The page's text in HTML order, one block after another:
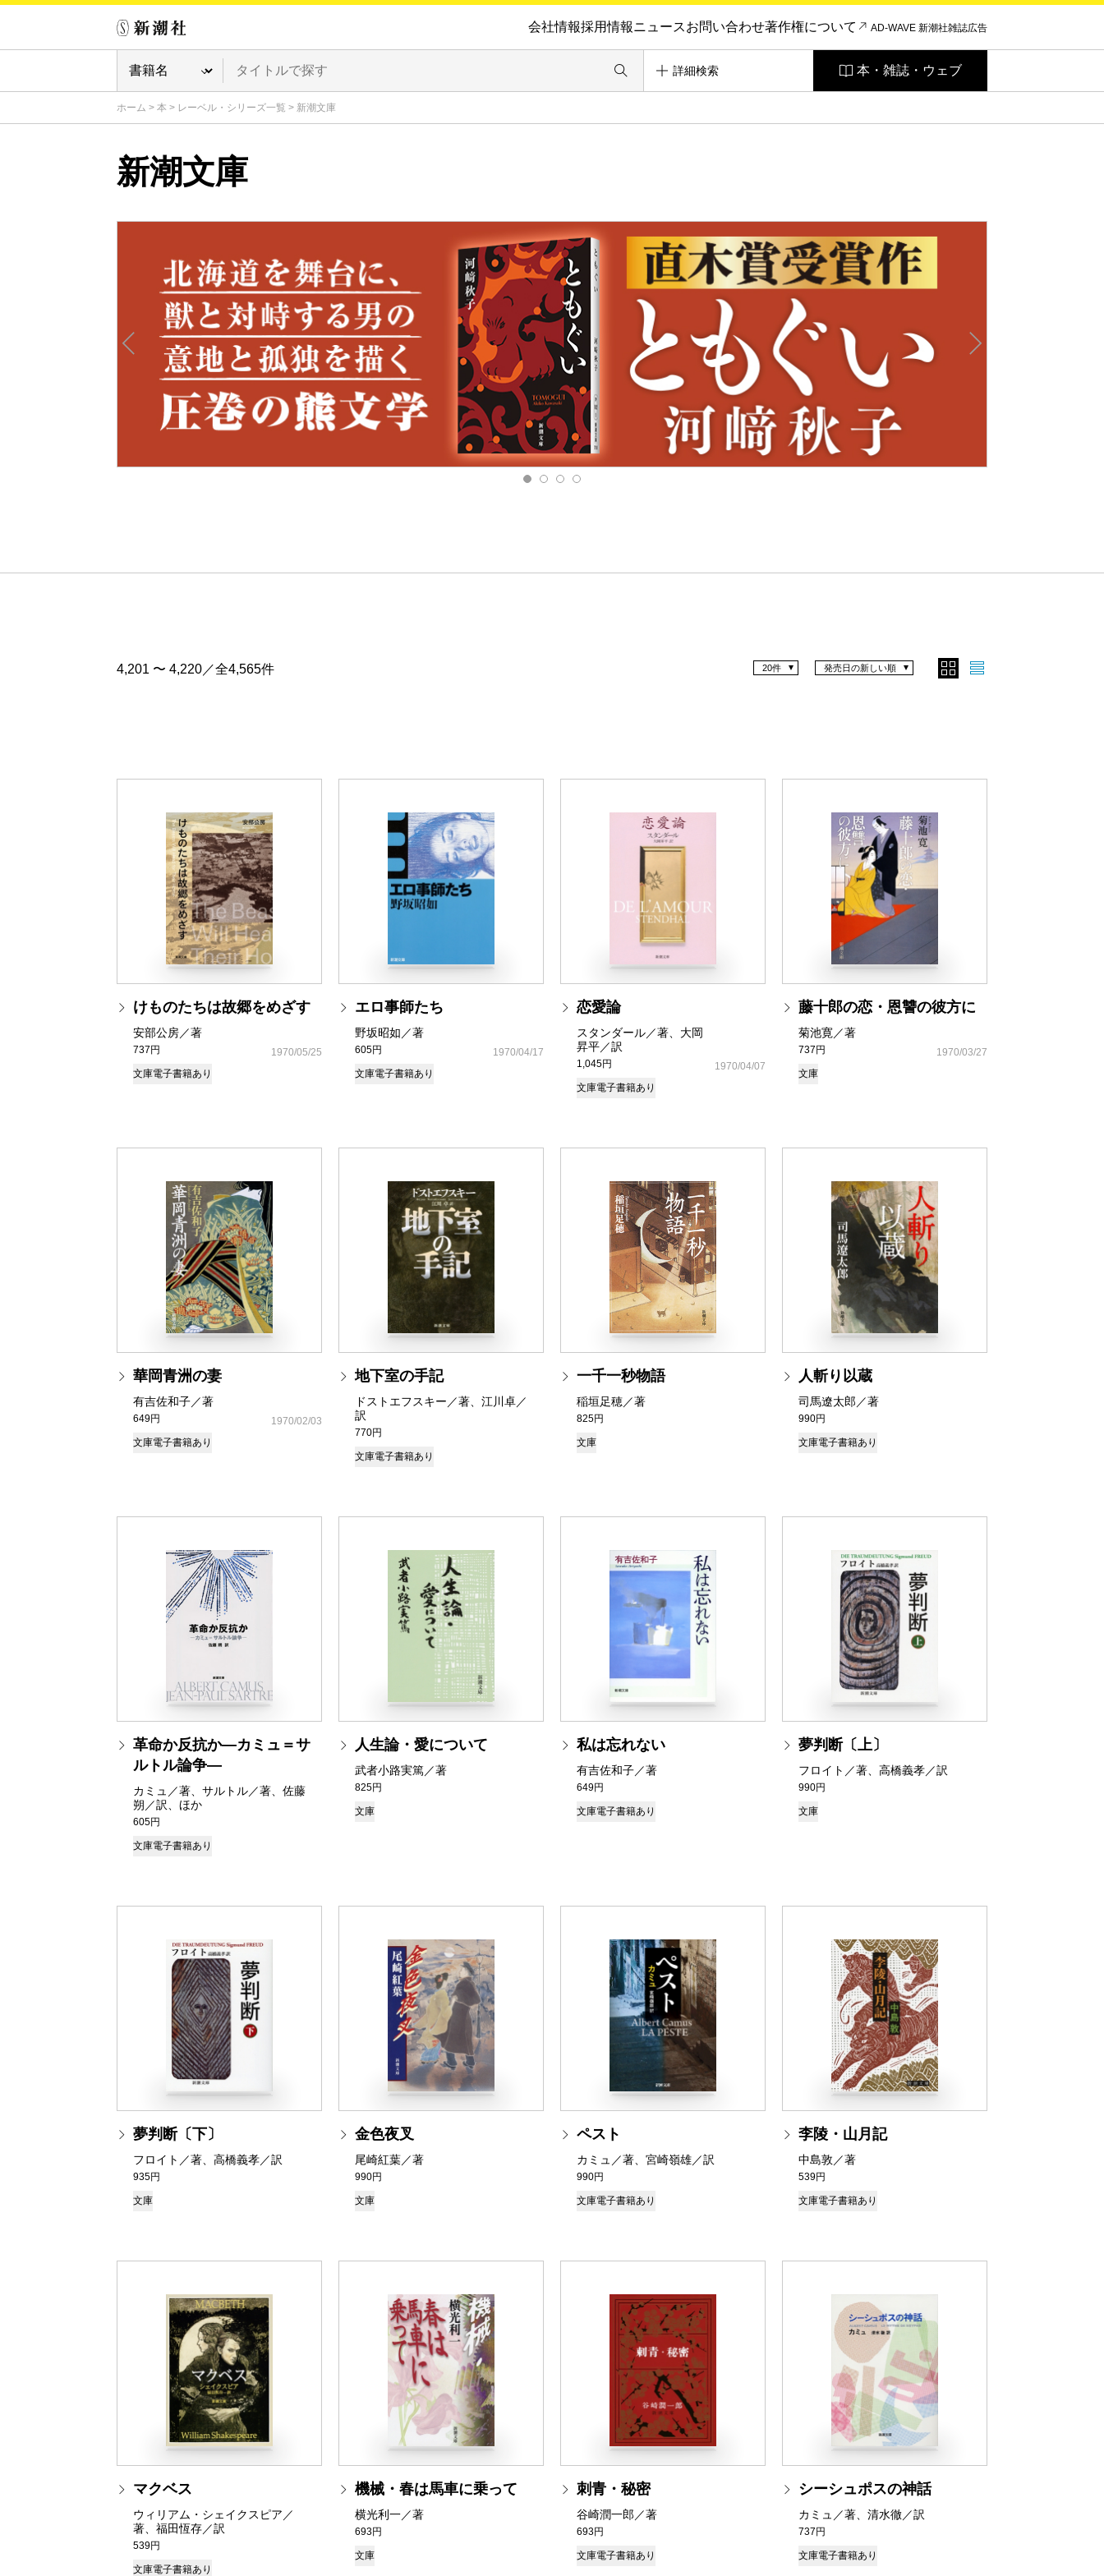
会社情報採用情報ニュースお問い合わせ著作権について AD-WAVE 新潮社雑誌広告
詳細検索 本・雑誌・ウェブ
ホーム > 本 > レーベル・シリーズ一覧 > 新潮文庫
新潮文庫
4,201 〜 4,220／全4,565件 発売日の新しい順
20件
けものたちは故郷をめざす
安部公房／著
737円
1970/05/25
文庫電子書籍あり
エロ事師たち
野坂昭如／著
605円
1970/04/17
文庫電子書籍あり
恋愛論
スタンダール／著、大岡
昇平／訳
1,045円
1970/04/07
文庫電子書籍あり
藤十郎の恋・恩讐の彼方に
菊池寛／著
737円
1970/03/27
文庫
華岡青洲の妻
有吉佐和子／著
649円
1970/02/03
文庫電子書籍あり
地下室の手記
ドストエフスキー／著、江川卓／
訳
770円
文庫電子書籍あり
一千一秒物語
稲垣足穂／著
825円
文庫
人斬り以蔵
司馬遼太郎／著
990円
文庫電子書籍あり
革命か反抗か―カミュ＝サ
ルトル論争―
カミュ／著、サルトル／著、佐藤
朔／訳、ほか
605円
文庫電子書籍あり
人生論・愛について
武者小路実篤／著
825円
文庫
私は忘れない
有吉佐和子／著
649円
文庫電子書籍あり
夢判断〔上〕
フロイト／著、高橋義孝／訳
990円
文庫
夢判断〔下〕
フロイト／著、高橋義孝／訳
935円
文庫
金色夜叉
尾崎紅葉／著
990円
文庫
ペスト
カミュ／著、宮崎嶺雄／訳
990円
文庫電子書籍あり
李陵・山月記
中島敦／著
539円
文庫電子書籍あり
マクベス
ウィリアム・シェイクスピア／
著、福田恆存／訳
539円
文庫電子書籍あり
機械・春は馬車に乗って
横光利一／著
693円
文庫
刺青・秘密
谷崎潤一郎／著
693円
文庫電子書籍あり
シーシュポスの神話
カミュ／著、清水徹／訳
737円
文庫電子書籍あり